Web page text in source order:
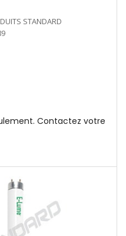
STANDARD
Contactez votre